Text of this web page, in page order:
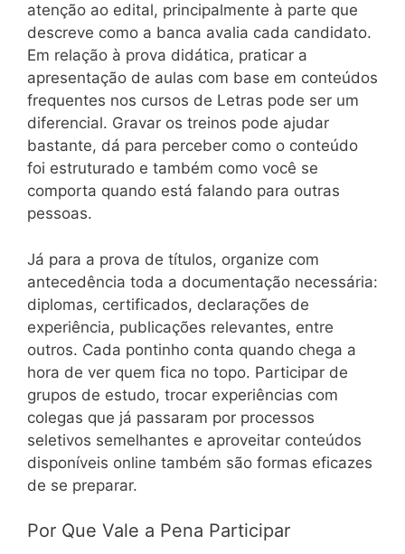
atenção ao edital, principalmente à parte que
descreve como a banca avalia cada candidato.
Em relação à prova didática, praticar a
apresentação de aulas com base em conteúdos
frequentes nos cursos de Letras pode ser um
diferencial. Gravar os treinos pode ajudar
bastante, dá para perceber como o conteúdo
foi estruturado e também como você se
comporta quando está falando para outras
pessoas.
Já para a prova de títulos, organize com
antecedência toda a documentação necessária:
diplomas, certificados, declarações de
experiência, publicações relevantes, entre
outros. Cada pontinho conta quando chega a
hora de ver quem fica no topo. Participar de
grupos de estudo, trocar experiências com
colegas que já passaram por processos
seletivos semelhantes e aproveitar conteúdos
disponíveis online também são formas eficazes
de se preparar.
Por Que Vale a Pena Participar